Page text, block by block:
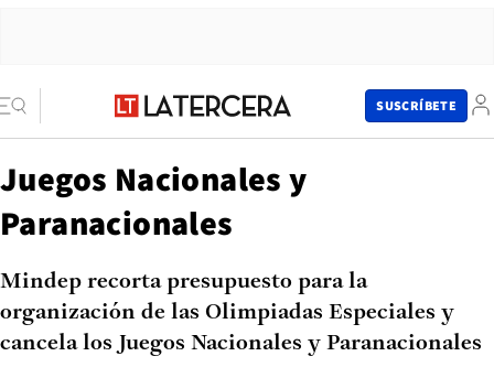
SUSCRÍBETE
Juegos Nacionales y
Paranacionales
Mindep recorta presupuesto para la
organización de las Olimpiadas Especiales y
cancela los Juegos Nacionales y Paranacionales